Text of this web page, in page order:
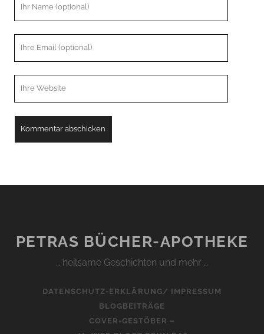
PETRAS BÜCHER-APOTHEKE
… heilsame Geschichten und mehr …
DATENSCHUTZ-ERKLÄRUNG/ IMPRESSUM
BLOGBEITRÄGE
COVER-GESTÖBER –